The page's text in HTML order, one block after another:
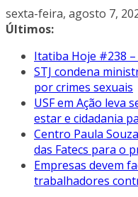
Pular
para
conteúdo
sexta-feira, agosto 7,
Últimos:
Itatiba Hoje #238
STJ condena
por crimes sexuais
USF em Ação leva
estar e cidadania
Centro Paula
das Fatecs para o
Empresas devem
trabalhadores